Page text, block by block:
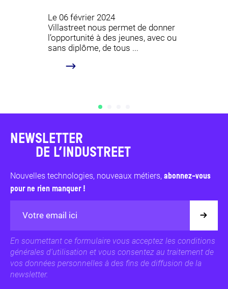
Le 06 février 2024
Villastreet nous permet de donner
l’opportunité à des jeunes, avec ou
sans diplôme, de tous ...
NEWSLETTER
DE L’INDUSTREET
Nouvelles technologies, nouveaux métiers, abonnez-vous
pour ne rien manquer !
En soumettant ce formulaire vous acceptez les conditions
générales d’utilisation et vous consentez au traitement de
vos données personnelles à des fins de diffusion de la
newsletter.